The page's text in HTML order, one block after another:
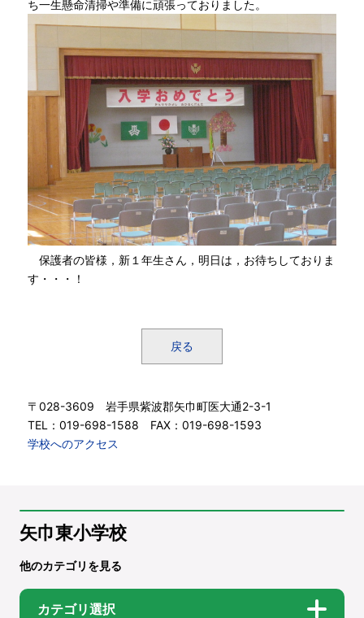
ち一生懸命清掃や準備に頑張っておりました。
保護者の皆様，新１年生さん，明日は，お待ちしておりま
す・・・！
戻る
〒028-3609 岩手県紫波郡矢巾町医大通2-3-1
TEL：019-698-1588 FAX：019-698-1593
学校へのアクセス
矢巾東小学校
他のカテゴリを見る
カテゴリ選択